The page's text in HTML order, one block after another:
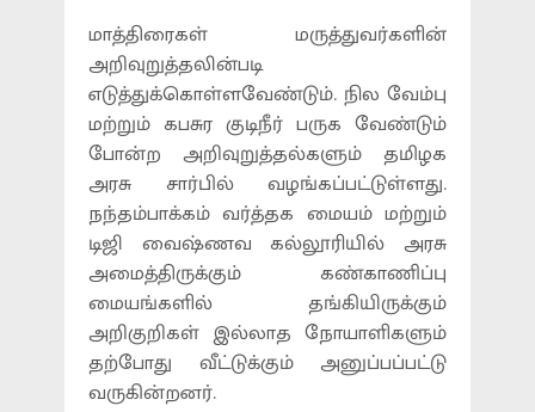
மாத்திரைகள் மருத்துவர்களின்
அறிவுறுத்தலின்படி
எடுத்துக்கொள்ளவேண்டும். நில வேம்பு
மற்றும் கபசுர குடிநீர் பருக வேண்டும்
போன்ற அறிவுறுத்தல்களும் தமிழக
அரசு சார்பில் வழங்கப்பட்டுள்ளது.
நந்தம்பாக்கம் வர்த்தக மையம் மற்றும்
டிஜி வைஷ்ணவ கல்லூரியில் அரசு
அமைத்திருக்கும் கண்காணிப்பு
மையங்களில் தங்கியிருக்கும்
அறிகுறிகள் இல்லாத நோயாளிகளும்
தற்போது வீட்டுக்கும் அனுப்பப்பட்டு
வருகின்றனர்.